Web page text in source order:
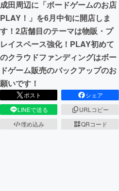
まちづくり・地域活性化
CAMPFIRE for Social Good
CAMPFIREふるさと納税
成田周辺に「ボードゲームのお店
PLAY！」を6月中旬に開店しま
す！2店舗目のテーマは物販・プ
レイスペース強化！PLAY初めて
のクラウドファンディングはボー
ドゲーム販売のバックアップのお
願いです！
ポスト
シェア
LINEで送る
URLコピー
埋め込み
QRコード